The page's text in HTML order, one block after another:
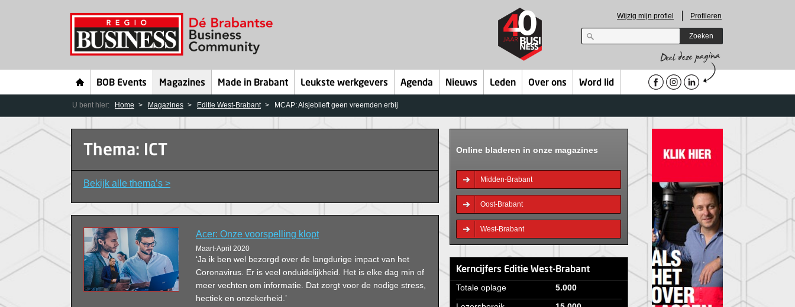
Wijzig mijn profiel Profileren
Zoeken
BOB Events Magazines Made in Brabant Leukste werkgevers Agenda Nieuws Leden Over ons Word lid
U bent hier: Home Magazines Editie West-Brabant MCAP: Alsjeblieft geen vreemden erbij
Thema: ICT
Bekijk alle thema’s >
Acer: Onze voorspelling klopt
Maart-April 2020
‘Ja ik ben wel bezorgd over de langdurige impact van het
Coronavirus. Er is veel onduidelijkheid. Het is elke dag min of
meer vechten om informatie. Dat zorgt voor de nodige stress,
hectiek en onzekerheid.’
Online bladeren in onze magazines
Midden-Brabant
Oost-Brabant
West-Brabant
Kerncijfers Editie West-Brabant
Totale oplage
5.000